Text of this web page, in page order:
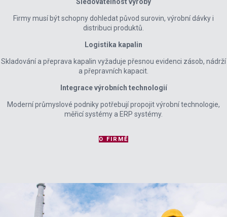
Sledovatelnost výroby
Firmy musí být schopny dohledat původ surovin, výrobní dávky i
distribuci produktů.
Logistika kapalin
Skladování a přeprava kapalin vyžaduje přesnou evidenci zásob, nádrží
a přepravních kapacit.
Integrace výrobních technologií
Moderní průmyslové podniky potřebují propojit výrobní technologie,
měřicí systémy a ERP systémy.
O FIRMĚ